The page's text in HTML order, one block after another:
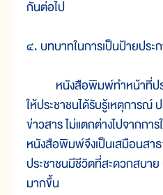
กันต่อไป
๔. บทบาทในการเป็นป้ายประ
หนังสือพิมพ์ทำหน้าที่ประ
ให้ประชาชนได้รับรู้เหตุการณ์
ข่าวสาร ไม่แตกต่างไปจากกา
หนังสือพิมพ์จึงเป็นเสมือนสา
ประชาชนมีชีวิตที่สะดวกสบา
มากขึ้น